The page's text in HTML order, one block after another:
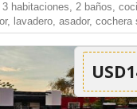
habitaciones, 2 baños,
lavadero, asador, cochera